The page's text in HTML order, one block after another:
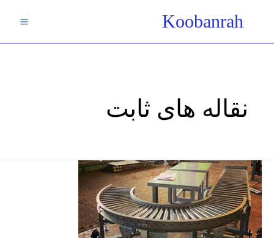
Koobanrah
نقاله های ثابت
نقاله
های
غلتکی
ثابت/
رولیک